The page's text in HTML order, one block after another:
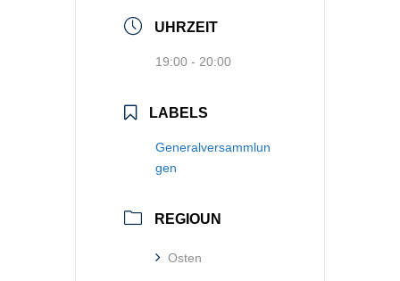
UHRZEIT
19:00 - 20:00
LABELS
Generalversammlun
gen
REGIOUN
Osten